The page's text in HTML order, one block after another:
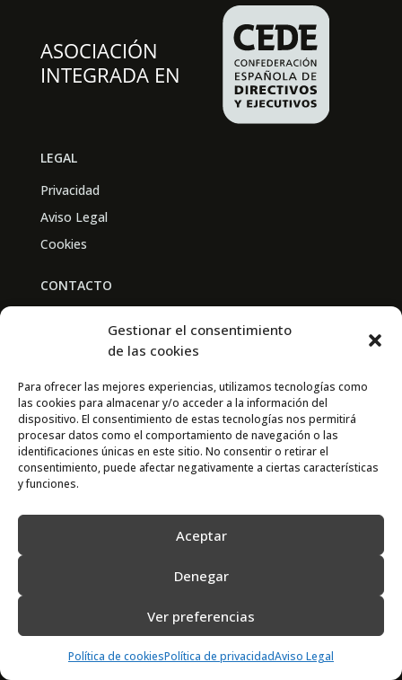
Gestionar el consentimiento
de las cookies
Para ofrecer las mejores experiencias, utilizamos tecnologías como
las cookies para almacenar y/o acceder a la información del
dispositivo. El consentimiento de estas tecnologías nos permitirá
procesar datos como el comportamiento de navegación o las
identificaciones únicas en este sitio. No consentir o retirar el
consentimiento, puede afectar negativamente a ciertas características
y funciones.
Aceptar
Denegar
Ver preferencias
Política de cookiesPolítica de privacidadAviso Legal
LEGAL
Privacidad
Aviso Legal
Cookies
CONTACTO
Av. Real Academia de Medicina
CONTACTO
667 841 238
info@adimur.es
2022 © Adimur · Asociación de Directivos de la Región de Murcia. Diseñada
porN7